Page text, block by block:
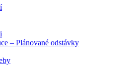
– Plánované odstávky